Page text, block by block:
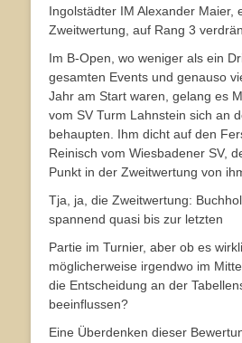
Ingolstädter IM Alexander Maier,
Zweitwertung, auf Rang 3
Im B-Open, wo weniger als ein
gesamten Events und genauso
Jahr am Start waren, gelang es
vom SV Turm Lahnstein sich an
behaupten. Ihm dicht auf den
Reinisch vom Wiesbadener SV,
Punkt in der Zweitwertung von
Tja, ja, die Zweitwertung:
spannend quasi bis zur letzten
Partie im Turnier, aber ob es
möglicherweise irgendwo im
die Entscheidung an der
beeinflussen?
Eine Überdenken dieser